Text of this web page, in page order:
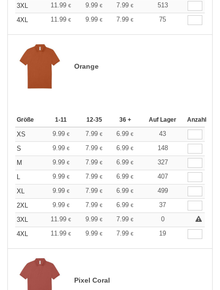
3XL
11.99 € 9.99 € 7.99 €
513
4XL
11.99 € 9.99 € 7.99 € 75
Orange
Größe 1-11 12-35 36 + Auf Lager Anzahl
XS 9.99 € 7.99 € 6.99 €
43
S
9.99 € 7.99 € 6.99 €
148
M
9.99 € 7.99 € 6.99 €
327
9.99 € 7.99 € 6.99 €
407
XL
9.99 € 7.99 € 6.99 €
499
2XL
9.99 € 7.99 € 6.99 €
37
3XL
11.99 € 9.99 € 7.99 €
0
4XL
11.99 € 9.99 € 7.99 € 19
Pixel Coral